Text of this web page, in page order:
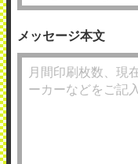
メッセージ本文